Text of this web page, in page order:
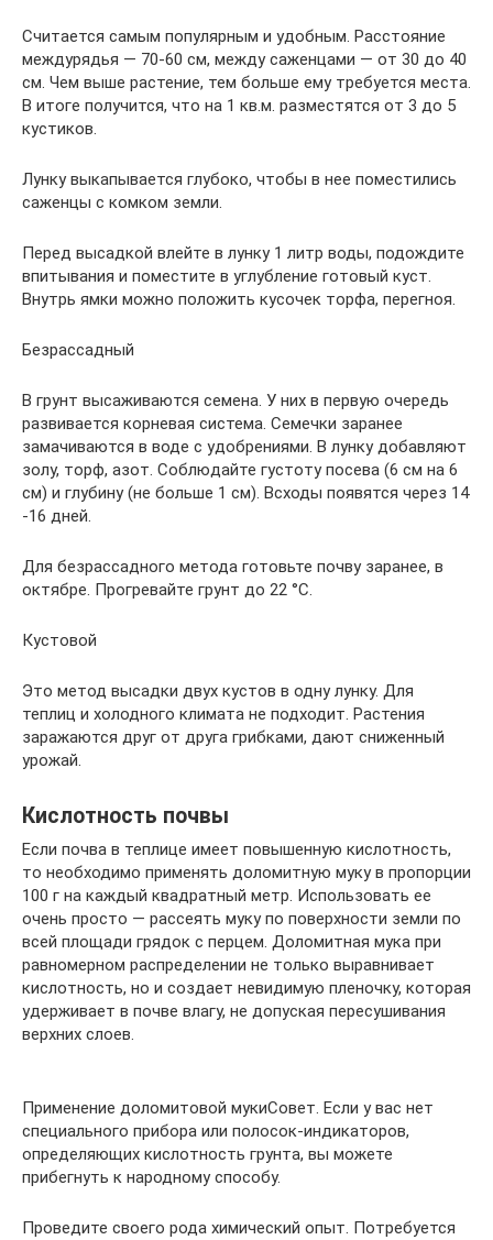
Считается самым популярным и удобным. Расстояние
междурядья — 70-60 см, между саженцами — от 30 до 40
см. Чем выше растение, тем больше ему требуется места.
В итоге получится, что на 1 кв.м. разместятся от 3 до 5
кустиков.
Лунку выкапывается глубоко, чтобы в нее поместились
саженцы с комком земли.
Перед высадкой влейте в лунку 1 литр воды, подождите
впитывания и поместите в углубление готовый куст.
Внутрь ямки можно положить кусочек торфа, перегноя.
Безрассадный
В грунт высаживаются семена. У них в первую очередь
развивается корневая система. Семечки заранее
замачиваются в воде с удобрениями. В лунку добавляют
золу, торф, азот. Соблюдайте густоту посева (6 см на 6
см) и глубину (не больше 1 см). Всходы появятся через 14
-16 дней.
Для безрассадного метода готовьте почву заранее, в
октябре. Прогревайте грунт до 22 °С.
Кустовой
Это метод высадки двух кустов в одну лунку. Для
теплиц и холодного климата не подходит. Растения
заражаются друг от друга грибками, дают сниженный
урожай.
Кислотность почвы
Если почва в теплице имеет повышенную кислотность,
то необходимо применять доломитную муку в пропорции
100 г на каждый квадратный метр. Использовать ее
очень просто — рассеять муку по поверхности земли по
всей площади грядок с перцем. Доломитная мука при
равномерном распределении не только выравнивает
кислотность, но и создает невидимую пленочку, которая
удерживает в почве влагу, не допуская пересушивания
верхних слоев.
Применение доломитовой мукиСовет. Если у вас нет
специального прибора или полосок-индикаторов,
определяющих кислотность грунта, вы можете
прибегнуть к народному способу.
Проведите своего рода химический опыт. Потребуется